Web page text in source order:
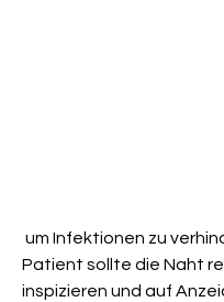
Patient sollte die Naht
inspizieren und auf